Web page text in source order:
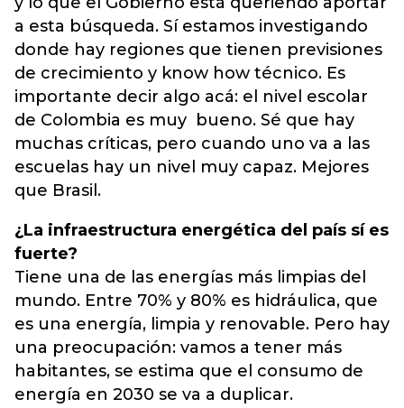
a esta búsqueda. Sí estamos investigando
donde hay regiones que tienen previsiones
de crecimiento y know how técnico. Es
importante decir algo acá: el nivel escolar
de Colombia es muy bueno. Sé que hay
muchas críticas, pero cuando uno va a las
escuelas hay un nivel muy capaz. Mejores
que Brasil.
¿La infraestructura energética del país sí es
fuerte?
Tiene una de las energías más limpias del
mundo. Entre 70% y 80% es hidráulica, que
es una energía, limpia y renovable. Pero hay
una preocupación: vamos a tener más
habitantes, se estima que el consumo de
energía en 2030 se va a duplicar.